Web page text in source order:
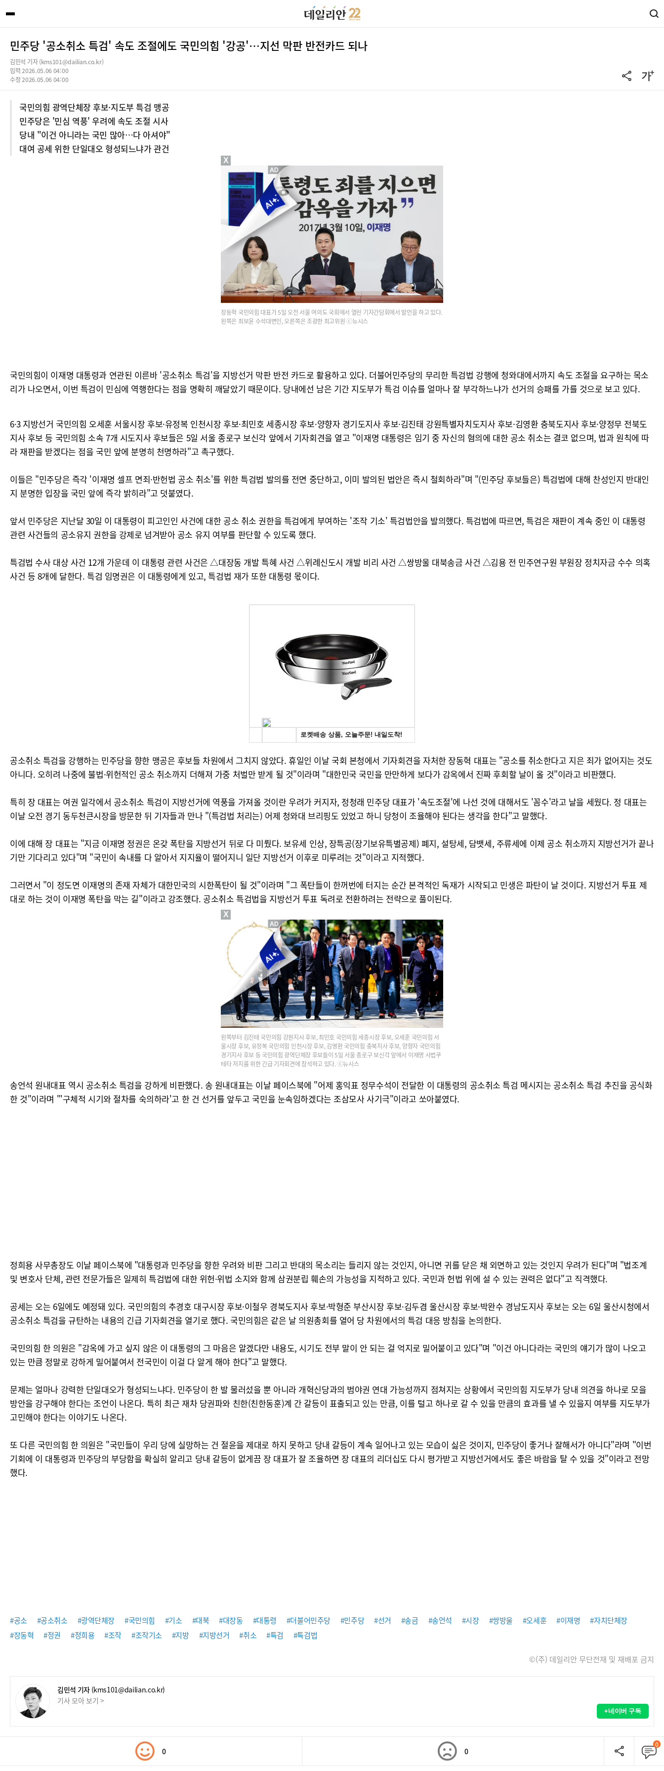
민주당 '공소취소 특검' 속도 조절에도 국민의힘 '강공'…지선 막판 반전카드 되나
김민석 기자 (kms101@dailian.co.kr)
입력 2026.05.06 04:00
수정 2026.05.06 04:00
국민의힘 광역단체장 후보·지도부 특검 맹공
민주당은 '민심 역풍' 우려에 속도 조절 시사
당내 "이건 아니라는 국민 많아…다 아셔야"
대여 공세 위한 단일대오 형성되느냐가 관건
장동혁 국민의힘 대표가 5일 오전 서울 여의도 국회에서 열린 기자간담회에서 발언을 하고 있다.
왼쪽은 최보윤 수석대변인, 오른쪽은 조광한 최고위원 ⓒ뉴시스
국민의힘이 이재명 대통령과 연관된 이른바 '공소취소 특검'을 지방선거 막판 반전 카드로 활용하고 있다. 더불어민주당의 무리한 특검법 강행에 청와대에서까지 속도 조절을 요구하는 목소
리가 나오면서, 이번 특검이 민심에 역행한다는 점을 명확히 깨달았기 때문이다. 당내에선 남은 기간 지도부가 특검 이슈를 얼마나 잘 부각하느냐가 선거의 승패를 가를 것으로 보고 있다.
6·3 지방선거 국민의힘 오세훈 서울시장 후보·유정복 인천시장 후보·최민호 세종시장 후보·양향자 경기도지사 후보·김진태 강원특별자치도지사 후보·김영환 충북도지사 후보·양정무 전북도
지사 후보 등 국민의힘 소속 7개 시도지사 후보들은 5일 서울 종로구 보신각 앞에서 기자회견을 열고 "이재명 대통령은 임기 중 자신의 혐의에 대한 공소 취소는 결코 없으며, 법과 원칙에 따
라 재판을 받겠다는 점을 국민 앞에 분명히 천명하라"고 촉구했다.
이들은 "민주당은 즉각 '이재명 셀프 면죄·반헌법 공소 취소'를 위한 특검법 발의를 전면 중단하고, 이미 발의된 법안은 즉시 철회하라"며 "(민주당 후보들은) 특검법에 대해 찬성인지 반대인
지 분명한 입장을 국민 앞에 즉각 밝히라"고 덧붙였다.
앞서 민주당은 지난달 30일 이 대통령이 피고인인 사건에 대한 공소 취소 권한을 특검에게 부여하는 '조작 기소' 특검법안을 발의했다. 특검법에 따르면, 특검은 재판이 계속 중인 이 대통령
관련 사건들의 공소유지 권한을 강제로 넘겨받아 공소 유지 여부를 판단할 수 있도록 했다.
특검법 수사 대상 사건 12개 가운데 이 대통령 관련 사건은 △대장동 개발 특혜 사건 △위례신도시 개발 비리 사건 △쌍방울 대북송금 사건 △김용 전 민주연구원 부원장 정치자금 수수 의혹
사건 등 8개에 달한다. 특검 임명권은 이 대통령에게 있고, 특검법 재가 또한 대통령 몫이다.
공소취소 특검을 강행하는 민주당을 향한 맹공은 후보들 차원에서 그치지 않았다. 휴일인 이날 국회 본청에서 기자회견을 자처한 장동혁 대표는 "공소를 취소한다고 지은 죄가 없어지는 것도
아니다. 오히려 나중에 불법·위헌적인 공소 취소까지 더해져 가중 처벌만 받게 될 것"이라며 "대한민국 국민을 만만하게 보다가 감옥에서 진짜 후회할 날이 올 것"이라고 비판했다.
특히 장 대표는 여권 일각에서 공소취소 특검이 지방선거에 역풍을 가져올 것이란 우려가 커지자, 정청래 민주당 대표가 '속도조절'에 나선 것에 대해서도 '꼼수'라고 날을 세웠다. 정 대표는
이날 오전 경기 동두천큰시장을 방문한 뒤 기자들과 만나 "(특검법 처리는) 어제 청와대 브리핑도 있었고 하니 당청이 조율해야 된다는 생각을 한다"고 말했다.
이에 대해 장 대표는 "지금 이재명 정권은 온갖 폭탄을 지방선거 뒤로 다 미뤘다. 보유세 인상, 장특공(장기보유특별공제) 폐지, 설탕세, 담뱃세, 주류세에 이제 공소 취소까지 지방선거가 끝나
기만 기다리고 있다"며 "국민이 속내를 다 알아서 지지율이 떨어지니 일단 지방선거 이후로 미루려는 것"이라고 지적했다.
그러면서 "이 정도면 이재명의 존재 자체가 대한민국의 시한폭탄이 될 것"이라며 "그 폭탄들이 한꺼번에 터지는 순간 본격적인 독재가 시작되고 민생은 파탄이 날 것이다. 지방선거 투표 제
대로 하는 것이 이재명 폭탄을 막는 길"이라고 강조했다. 공소취소 특검법을 지방선거 투표 독려로 전환하려는 전략으로 풀이된다.
왼쪽부터 김진태 국민의힘 강원지사 후보, 최민호 국민의힘 세종시장 후보, 오세훈 국민의힘 서
울시장 후보, 유정복 국민의힘 인천시장 후보, 김영환 국민의힘 충북지사 후보, 양향자 국민의힘
경기지사 후보 등 국민의힘 광역단체장 후보들이 5일 서울 종로구 보신각 앞에서 이재명 사법쿠
테타 저지를 위한 긴급 기자회견에 참석하고 있다. ⓒ뉴시스
송언석 원내대표 역시 공소취소 특검을 강하게 비판했다. 송 원내대표는 이날 페이스북에 "어제 홍익표 정무수석이 전달한 이 대통령의 공소취소 특검 메시지는 공소취소 특검 추진을 공식화
한 것"이라며 "'구체적 시기와 절차를 숙의하라'고 한 건 선거를 앞두고 국민을 눈속임하겠다는 조삼모사 사기극"이라고 쏘아붙였다.
정희용 사무총장도 이날 페이스북에 "대통령과 민주당을 향한 우려와 비판 그리고 반대의 목소리는 들리지 않는 것인지, 아니면 귀를 닫은 채 외면하고 있는 것인지 우려가 된다"며 "법조계
및 변호사 단체, 관련 전문가들은 일제히 특검법에 대한 위헌·위법 소지와 함께 삼권분립 훼손의 가능성을 지적하고 있다. 국민과 헌법 위에 설 수 있는 권력은 없다"고 직격했다.
공세는 오는 6일에도 예정돼 있다. 국민의힘의 추경호 대구시장 후보·이철우 경북도지사 후보·박형준 부산시장 후보·김두겸 울산시장 후보·박완수 경남도지사 후보는 오는 6일 울산시청에서
공소취소 특검을 규탄하는 내용의 긴급 기자회견을 열기로 했다. 국민의힘은 같은 날 의원총회를 열어 당 차원에서의 특검 대응 방침을 논의한다.
국민의힘 한 의원은 "감옥에 가고 싶지 않은 이 대통령의 그 마음은 알겠다만 내용도, 시기도 전부 말이 안 되는 걸 억지로 밀어붙이고 있다"며 "이건 아니다라는 국민의 얘기가 많이 나오고
있는 만큼 정말로 강하게 밀어붙여서 전국민이 이걸 다 알게 해야 한다"고 말했다.
문제는 얼마나 강력한 단일대오가 형성되느냐다. 민주당이 한 발 물러섰을 뿐 아니라 개혁신당과의 범야권 연대 가능성까지 점쳐지는 상황에서 국민의힘 지도부가 당내 의견을 하나로 모을
방안을 강구해야 한다는 조언이 나온다. 특히 최근 재차 당권파와 친한(친한동훈)계 간 갈등이 표출되고 있는 만큼, 이를 털고 하나로 갈 수 있을 만큼의 효과를 낼 수 있을지 여부를 지도부가
고민해야 한다는 이야기도 나온다.
또 다른 국민의힘 한 의원은 "국민들이 우리 당에 실망하는 건 절윤을 제대로 하지 못하고 당내 갈등이 계속 일어나고 있는 모습이 싫은 것이지, 민주당이 좋거나 잘해서가 아니다"라며 "이번
기회에 이 대통령과 민주당의 부당함을 확실히 알리고 당내 갈등이 없게끔 장 대표가 잘 조율하면 장 대표의 리더십도 다시 평가받고 지방선거에서도 좋은 바람을 탈 수 있을 것"이라고 전망
했다.
#공소 #공소취소 #광역단체장 #국민의힘 #기소 #대북 #대장동 #대통령 #더불어민주당 #민주당 #선거 #송금 #송언석 #시장 #쌍방울 #오세훈 #이재명
#자치단체장
#장동혁
#정권 #정희용 #조작 #조작기소 #지방 #지방선거 #취소 #특검 #특검법
©(주) 데일리안 무단전재 및 재배포 금지
김민석 기자 (kms101@dailian.co.kr)
기사 모아 보기 >
+네이버 구독
0 0
0
X
X